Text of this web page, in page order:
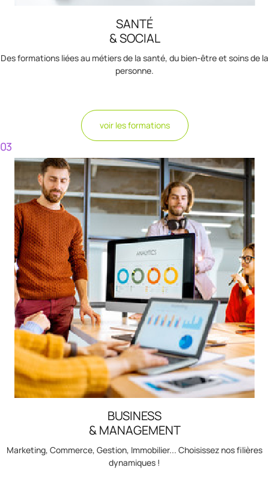
SANTÉ
& SOCIAL
Des formations liées au métiers de la santé, du bien-être et soins de la
personne.
voir les formations
03
BUSINESS
& MANAGEMENT
Marketing, Commerce, Gestion, Immobilier... Choisissez nos filières
dynamiques !